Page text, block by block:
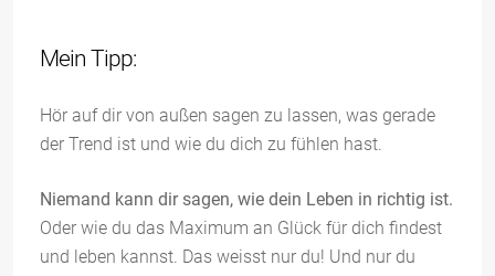
Mein Tipp:
Hör auf dir von außen sagen zu lassen, was gerade
der Trend ist und wie du dich zu fühlen hast.
Niemand kann dir sagen, wie dein Leben in richtig ist.
Oder wie du das Maximum an Glück für dich findest
und leben kannst. Das weisst nur du! Und nur du